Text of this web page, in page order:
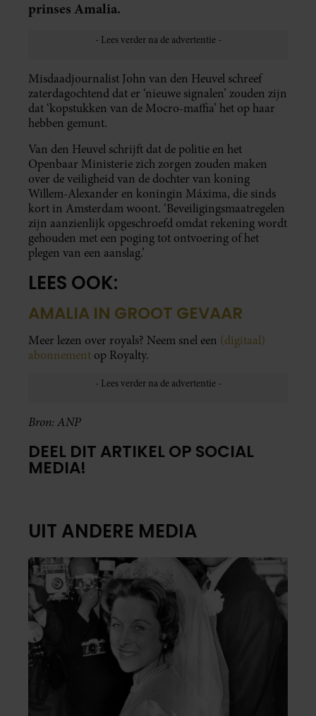
prinses Amalia.
Misdaadjournalist John van den Heuvel schreef
zaterdagochtend dat er ‘nieuwe signalen’ zouden zijn
dat ‘kopstukken van de Mocro-maffia’ het op haar
hebben gemunt.
Van den Heuvel schrijft dat de politie en het
Openbaar Ministerie zich zorgen zouden maken
over de veiligheid van de dochter van koning
Willem-Alexander en koningin Máxima, die sinds
kort in Amsterdam woont. ‘Beveiligingsmaatregelen
zijn aanzienlijk opgeschroefd omdat rekening wordt
gehouden met een poging tot ontvoering of het
plegen van een aanslag.’
LEES OOK:
AMALIA IN GROOT GEVAAR
Meer lezen over royals? Neem snel een (digitaal)
abonnement op Royalty.
Bron: ANP
DEEL DIT ARTIKEL OP SOCIAL
MEDIA!
UIT ANDERE MEDIA